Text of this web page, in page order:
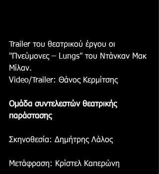
Trailer του θεατρικού έργου οι
"Πνεύμονες – Lungs" του Ντάνκαν Μακ
Μίλαν.
Video/Trailer: Θάνος Κερμίτσης
Ομάδα συντελεστών θεατρικής
παράστασης
Σκηνοθεσία: Δημήτρης Λάλος
Μετάφραση: Κρίστελ Καπερώνη